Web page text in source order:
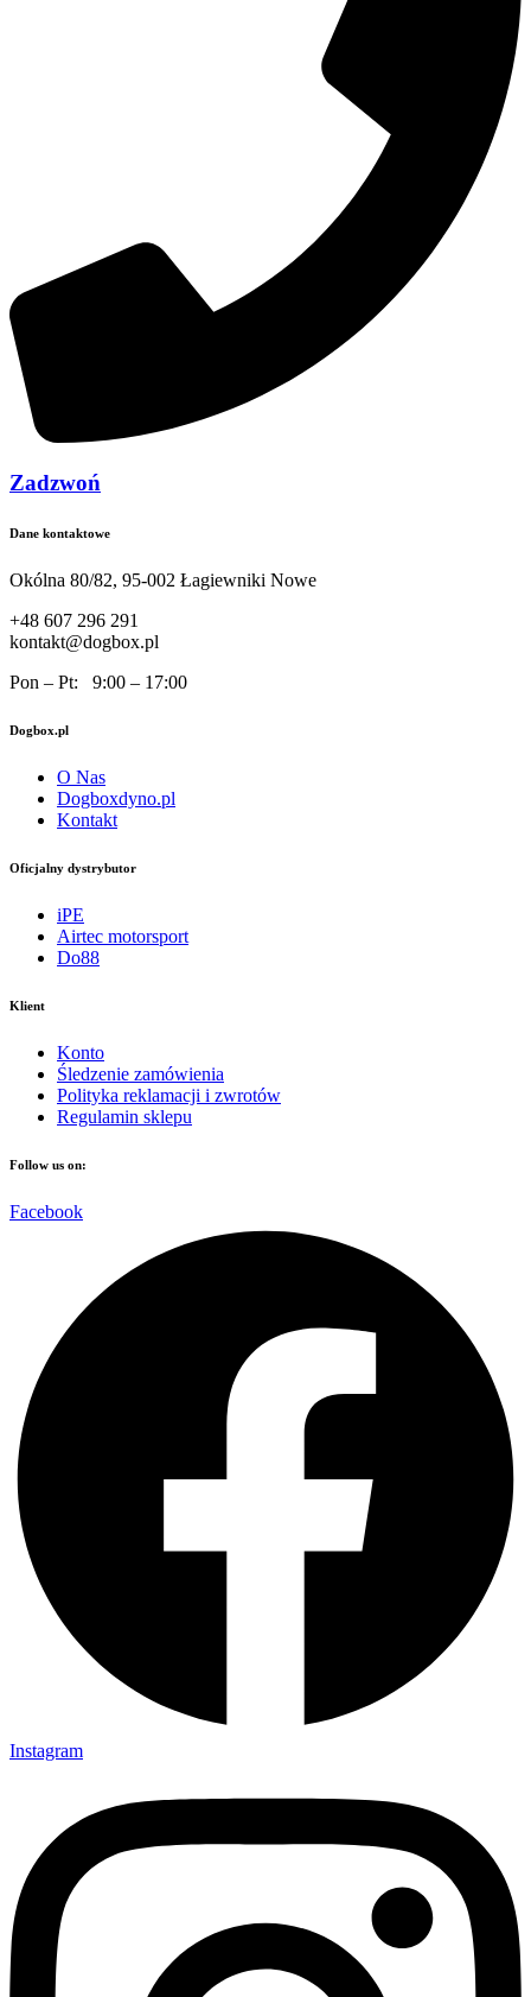
Zadzwoń
Dane kontaktowe
Okólna 80/82, 95-002 Łagiewniki Nowe
+48 607 296 291
kontakt@dogbox.pl
Pon – Pt: 9:00 – 17:00
Dogbox.pl
O Nas
Dogboxdyno.pl
Kontakt
Oficjalny dystrybutor
iPE
Airtec motorsport
Do88
Klient
Konto
Śledzenie zamówienia
Polityka reklamacji i zwrotów
Regulamin sklepu
Follow us on:
Facebook
Instagram